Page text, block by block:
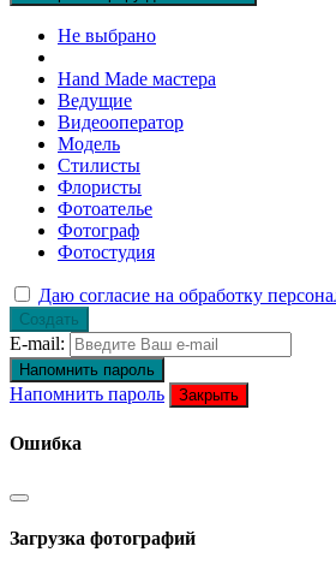
Не выбрано
Hand Made мастера
Ведущие
Видеооператор
Модель
Стилисты
Флористы
Фотоателье
Фотограф
Фотостудия
Даю согласие на обработку
Создать
E-mail:
Напомнить пароль
Напомнить пароль Закрыть
Ошибка
Загрузка фотографий